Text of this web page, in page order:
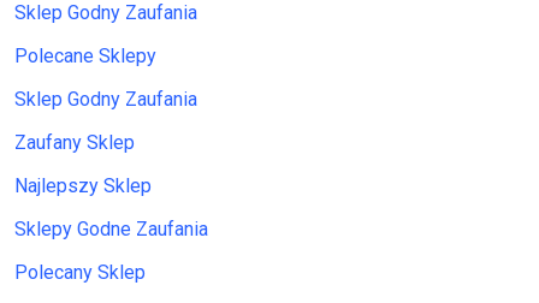
Sklep Godny Zaufania
Polecane Sklepy
Sklep Godny Zaufania
Zaufany Sklep
Najlepszy Sklep
Sklepy Godne Zaufania
Polecany Sklep